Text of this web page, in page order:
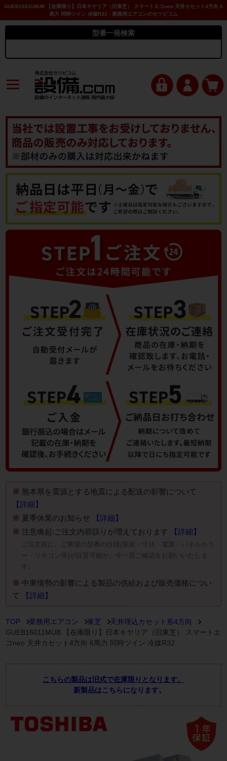
GUEB16011MUB 【在庫限り】日本キヤリア（旧東芝） スマートエコneo 天井カセット4方向 6
馬力 同時ツイン 冷媒R32 - 業務用エアコンのセツビコム
型番一発検索
※ 熊本県を震源とする地震による配送の影響について
【詳細】
※ 夏季休業のお知らせ
【詳細】
※ 注意喚起:ご注文内容誤りが増えております 【詳細】
ご注文前に、ご希望の型番の仕様(形状・寸法・電源・パネルカラ
ー・リモコン等)が設置可能か、今一度ご確認をお願いいたしま
※ 中東情勢の影響による製品の供給および販売価格につい
て
【詳細】
TOP 業務用エアコン 東芝
天井埋込カセット形4方向
GUEB16011MUB 【在庫限り】日本キヤリア（旧東芝） スマートエ
コneo 天井カセット4方向 6馬力 同時ツイン 冷媒R32
こちらの製品は旧式で在庫限りとなります。
新製品はこちらになります。